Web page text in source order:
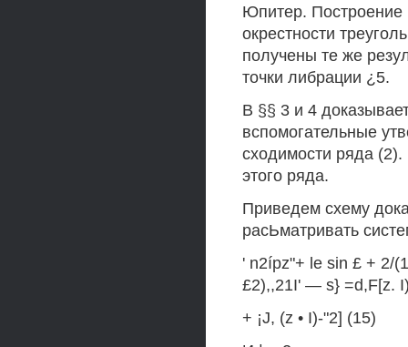
Юпитер. Построение
окрестности
получены те же
точки либрации ¿5.
В §§ 3 и 4
вспомогательные
сходимости ряда (2).
этого ряда.
Приведем схему
расЬматривать
' n2ípz"+ le sin £ + 2/
£2),,21I' — s} =d,F[z.
+ ¡J, (z • I)-"2] (15)